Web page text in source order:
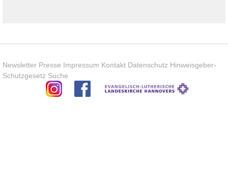
Newsletter Presse Impressum Kontakt Datenschutz Hinweisgeber-
Schutzgesetz Suche